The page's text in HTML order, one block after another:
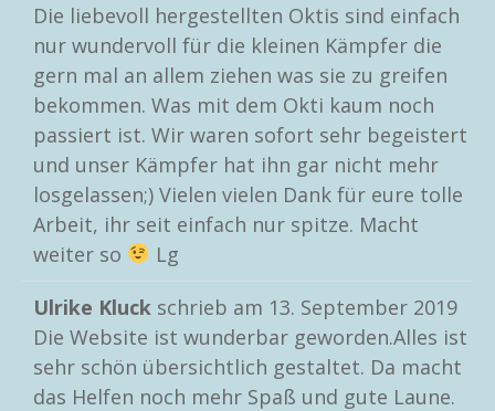
Die liebevoll hergestellten Oktis sind einfach
nur wundervoll für die kleinen Kämpfer die
gern mal an allem ziehen was sie zu greifen
bekommen. Was mit dem Okti kaum noch
passiert ist. Wir waren sofort sehr begeistert
und unser Kämpfer hat ihn gar nicht mehr
losgelassen;) Vielen vielen Dank für eure tolle
Arbeit, ihr seit einfach nur spitze. Macht
weiter so
Lg
Ulrike Kluck schrieb am 13. September 2019
Die Website ist wunderbar geworden.Alles ist
sehr schön übersichtlich gestaltet. Da macht
das Helfen noch mehr Spaß und gute Laune.